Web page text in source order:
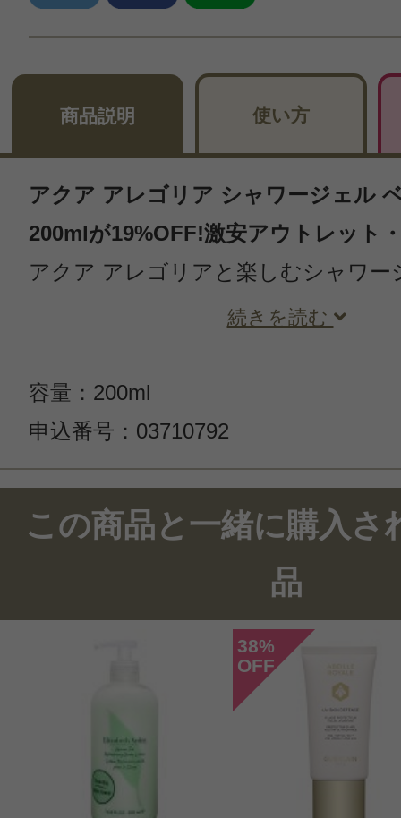
商品説明 使い方
アクア アレゴリア シャワージェル
200mlが19%OFF!激安アウトレット
アクア アレゴリアと楽しむシャワー
続きを読む
容量：200ml
申込番号：03710792
このコスメのレビューを書いて
クチコミを投稿する
この商品と一緒に購入さ
品
38%
OFF